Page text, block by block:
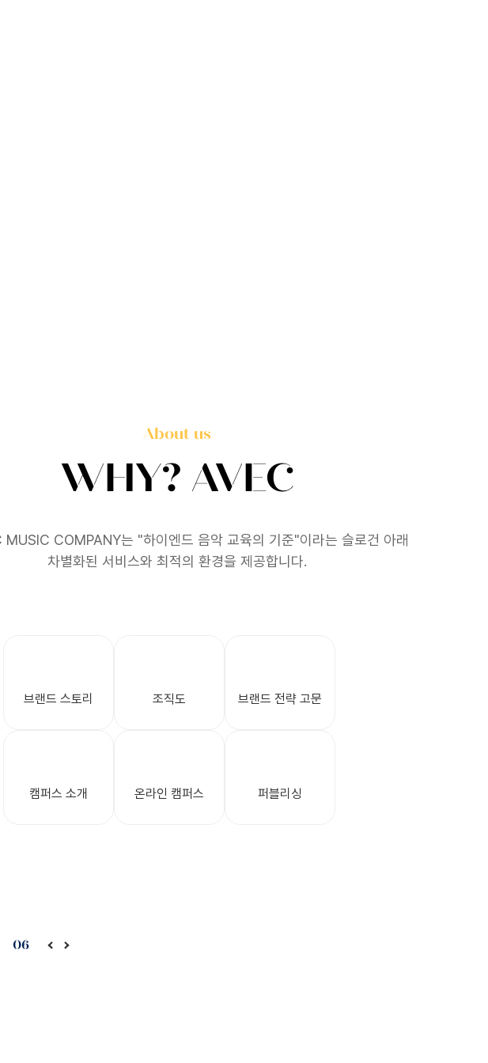
About us
WHY? AVEC
COMPANY는 "하이엔드 음악 교육의 기준"이라는 슬로건 아래
차별화된 서비스와 최적의 환경을 제공합니다.
브랜드 스토리 조직도 브랜드 전략 고문
캠퍼스 소개 온라인 캠퍼스 퍼블리싱
06